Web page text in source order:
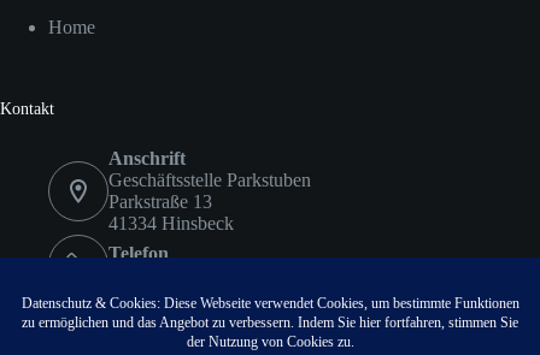
Home
Kontakt
Anschrift
Geschäftsstelle Parkstuben
Parkstraße 13
41334 Hinsbeck
Telefon
Fax
02153 9578418